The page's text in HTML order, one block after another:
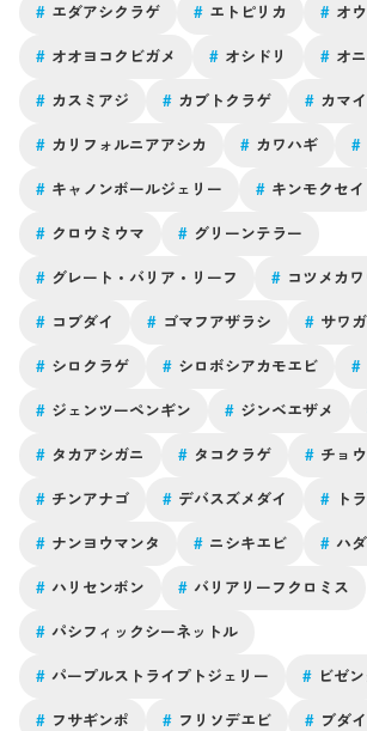
# エダアシクラゲ # エトピリカ # オ
# オオヨコクビガメ # オシドリ # オ
# カスミアジ # カブトクラゲ # カマ
# カリフォルニアアシカ # カワハギ #
# キャノンボールジェリー # キンモクセイ
# クロウミウマ # グリーンテラー
# グレート・バリア・リーフ # コツメカワ
# コブダイ # ゴマフアザラシ # サワ
# シロクラゲ # シロボシアカモエビ #
# ジェンツーペンギン # ジンベエザメ
# タカアシガニ # タコクラゲ # チョ
# チンアナゴ # デバスズメダイ # ト
# ナンヨウマンタ # ニシキエビ # ハ
# ハリセンボン # バリアリーフクロミス
# パシフィックシーネットル
# パープルストライプトジェリー # ビゼ
# フサギンポ # フリソデエビ # ブダイ